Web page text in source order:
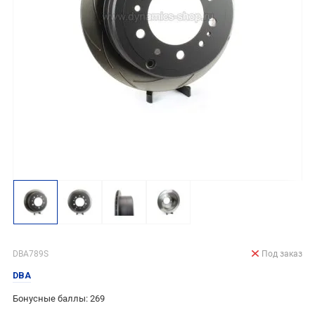
DBA789S
DBA
Бонусные баллы: 269
Под заказ